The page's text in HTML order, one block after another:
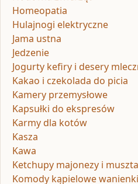
Homeopatia
Hulajnogi elektryczne
Jama ustna
Jedzenie
Jogurty kefiry i desery
Kakao i czekolada do picia
Kamery przemysłowe
Kapsułki do ekspresów
Karmy dla kotów
Kasza
Kawa
Ketchupy majonezy i
Komody kąpielowe